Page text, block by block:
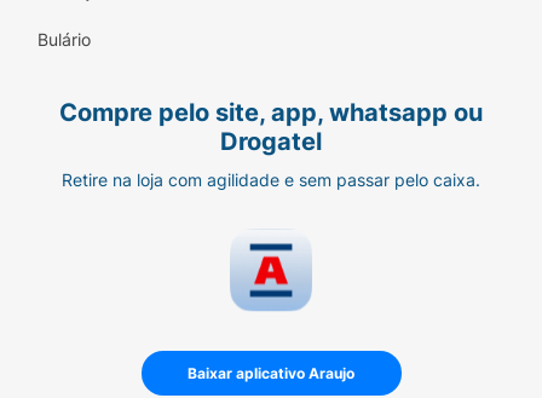
Bulário
Compre pelo site, app, whatsapp ou
Drogatel
Retire na loja com agilidade e sem passar pelo caixa.
Baixar aplicativo Araujo